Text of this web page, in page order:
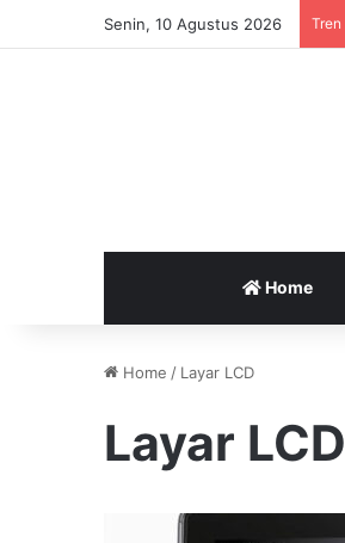
Senin, 10 Agustus 2026 Tren
Home
Home / Layar LCD
Layar LCD